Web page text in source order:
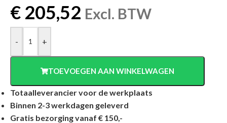
€ 205,52 Excl. BTW
- +
TOEVOEGEN AAN WINKELWAGEN
Totaalleverancier voor de werkplaats
Binnen 2-3 werkdagen geleverd
Gratis bezorging vanaf € 150,-